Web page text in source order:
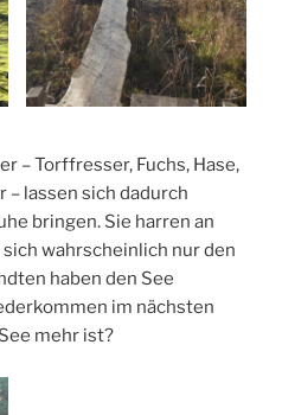
– Torffresser, Fuchs, Hase,
– lassen sich dadurch
bringen. Sie harren an
wahrscheinlich nur den
haben den See
im nächsten
mehr ist?